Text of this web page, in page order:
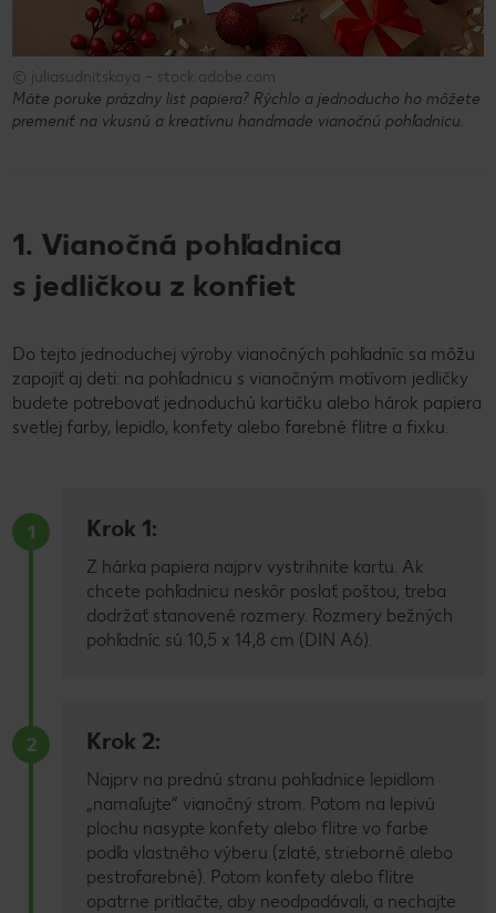
© juliasudnitskaya – stock.adobe.com
Máte poruke prázdny list papiera? Rýchlo a jednoducho ho môžete
premeniť na vkusnú a kreatívnu handmade vianočnú pohľadnicu.
1. Vianočná pohľadnica
s jedličkou z konfiet
Do tejto jednoduchej výroby vianočných pohľadníc sa môžu
zapojiť aj deti: na pohľadnicu s vianočným motívom jedličky
budete potrebovať jednoduchú kartičku alebo hárok papiera
svetlej farby, lepidlo, konfety alebo farebné flitre a fixku.
1 Krok 1:
Z hárka papiera najprv vystrihnite kartu. Ak
chcete pohľadnicu neskôr poslať poštou, treba
dodržať stanovené rozmery. Rozmery bežných
pohľadníc sú 10,5 x 14,8 cm (DIN A6).
2 Krok 2:
Najprv na prednú stranu pohľadnice lepidlom
„namaľujte“ vianočný strom. Potom na lepivú
plochu nasypte konfety alebo flitre vo farbe
podľa vlastného výberu (zlaté, strieborné alebo
pestrofarebné). Potom konfety alebo flitre
opatrne pritlačte, aby neodpadávali, a nechajte